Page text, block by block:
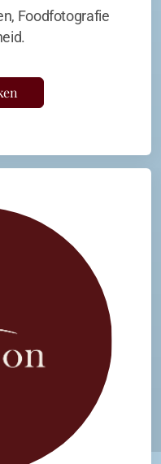
Foodfotografie